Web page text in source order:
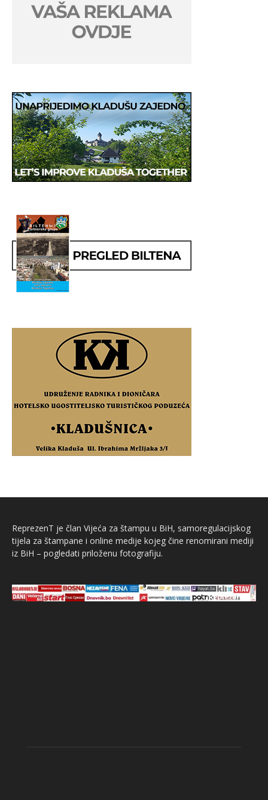
ReprezenT je član Vijeća za štampu u BiH, samoregulacijskog
tijela za štampane i online medije kojeg čine renomirani mediji
iz BiH – pogledati priloženu fotografiju.